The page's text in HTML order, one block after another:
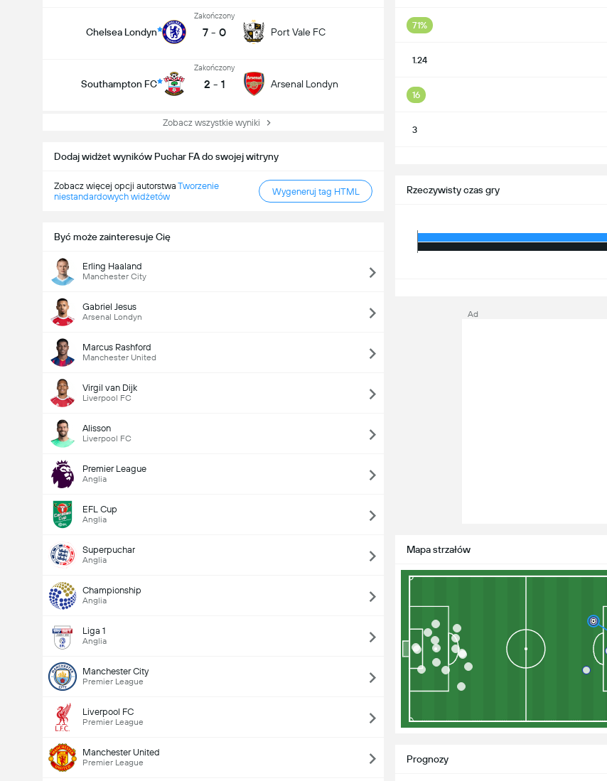
Chelsea Londyn
Zakończony
7 - 0 Port Vale FC
Southampton FC
Zakończony
2 - 1 Arsenal Londyn
Zobacz wszystkie wyniki
Dodaj widżet wyników Puchar FA do swojej witryny
Zobacz więcej opcji autorstwa Tworzenie
niestandardowych widżetów
Wygeneruj tag HTML
Być może zainteresuje Cię
Erling Haaland
Manchester City
Gabriel Jesus
Arsenal Londyn
Marcus Rashford
Manchester United
Virgil van Dijk
Liverpool FC
Alisson
Liverpool FC
Premier League
Anglia
EFL Cup
Anglia
Superpuchar
Anglia
Championship
Anglia
Liga 1
Anglia
Manchester City
Premier League
Liverpool FC
Premier League
Manchester United
Premier League
71%
1.24
16
3
Rzeczywisty czas gry
Mapa strzałów
Prognozy
Ad